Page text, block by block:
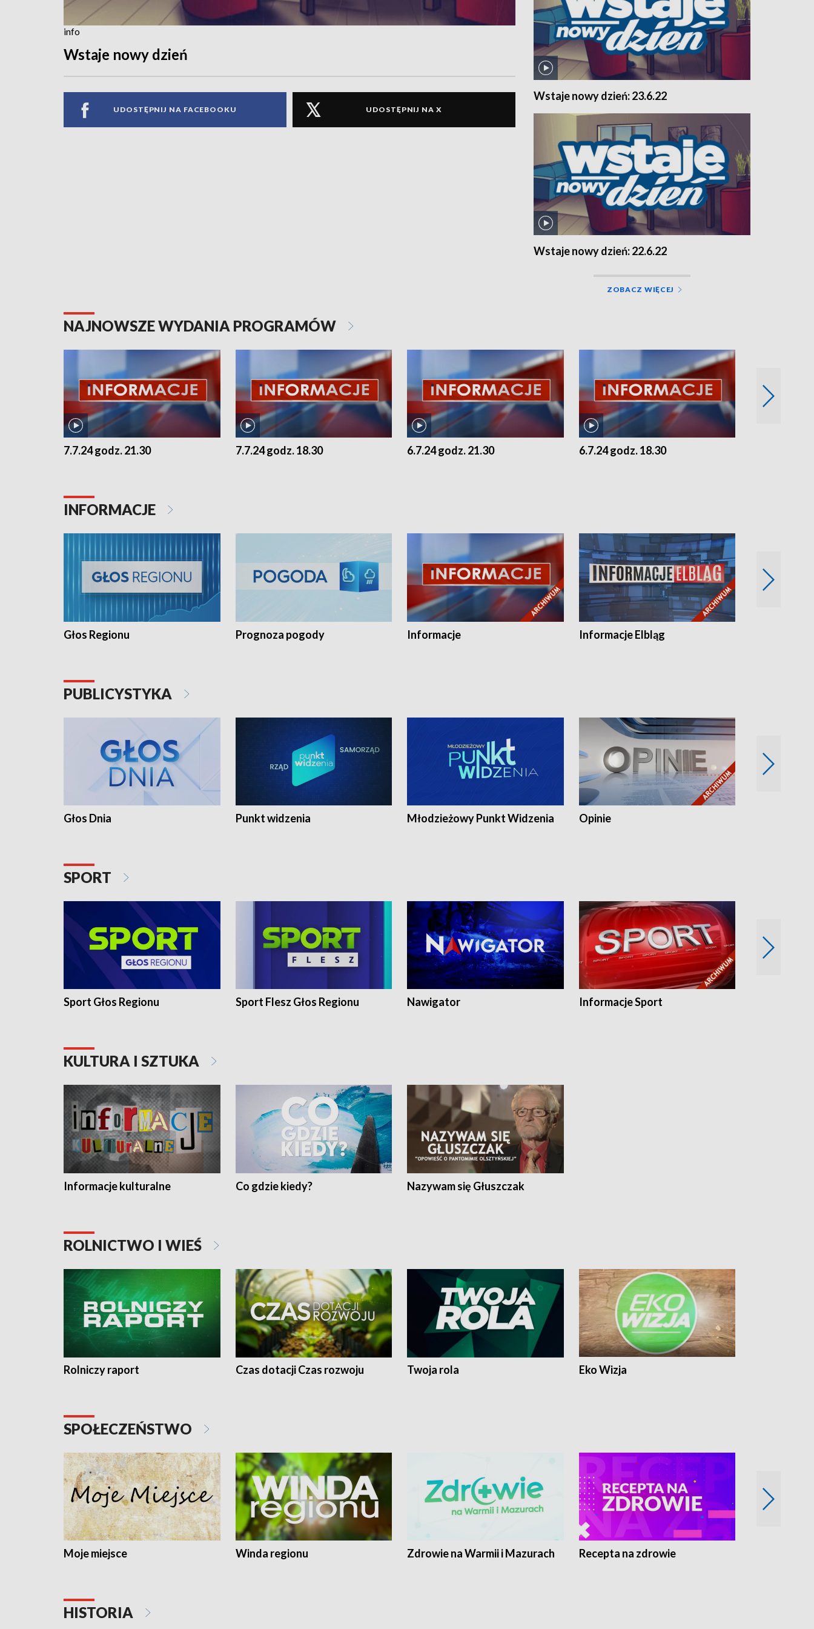
info
Wstaje nowy dzień
UDOSTĘPNIJ NA FACEBOOKU UDOSTĘPNIJ NA X
Wstaje nowy dzień: 23.6.22
Wstaje nowy dzień: 22.6.22
ZOBACZ WIĘCEJ
NAJNOWSZE WYDANIA PROGRAMÓW
7.7.24 godz. 21.30 7.7.24 godz. 18.30 6.7.24 godz. 21.30 6.7.24 godz. 18.30
INFORMACJE
Głos Regionu Prognoza pogody Informacje Informacje Elbląg
PUBLICYSTYKA
Głos Dnia Punkt widzenia Młodzieżowy Punkt Widzenia Opinie
SPORT
Sport Głos Regionu Sport Flesz Głos Regionu Nawigator Informacje Sport
KULTURA I SZTUKA
Informacje kulturalne Co gdzie kiedy? Nazywam się Głuszczak
ROLNICTWO I WIEŚ
Rolniczy raport Czas dotacji Czas rozwoju Twoja rola Eko Wizja
SPOŁECZEŃSTWO
Moje miejsce Winda regionu Zdrowie na Warmii i Mazurach Recepta na zdrowie
HISTORIA